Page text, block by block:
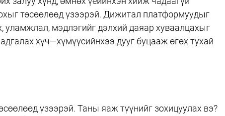
төсөөлөөд үзээрэй. Дижитал платформуудыг
уламжлал, мэдлэгийг дэлхий даяар хуваалцахыг
хүч—хүмүүсийнхээ дууг буцааж өгөх тухай
үзээрэй. Таны яаж түүнийг зохицуулах вэ?